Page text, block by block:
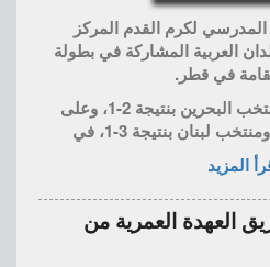
لكرم القدم المركز
العربية المشاركة في بطولة
في قطر.
وكان منتخبنا فاز على منتخب البحرين بنتيجة 2-1، وعلى
المزيد
العهدة العمرية من